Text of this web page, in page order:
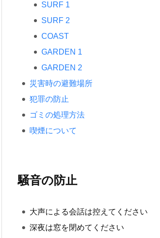
SURF 1
SURF 2
COAST
GARDEN 1
GARDEN 2
災害時の避難場所
犯罪の防止
ゴミの処理方法
喫煙について
騒音の防止
大声による会話は控えてください
深夜は窓を閉めてください